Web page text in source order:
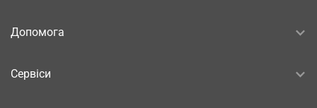
Допомога
Сервіси